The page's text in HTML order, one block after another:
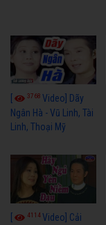
3768 Video] Dãy
Ngân Hà - Vũ Linh, Tài
Linh, Thoại Mỹ
4114Video] Cải